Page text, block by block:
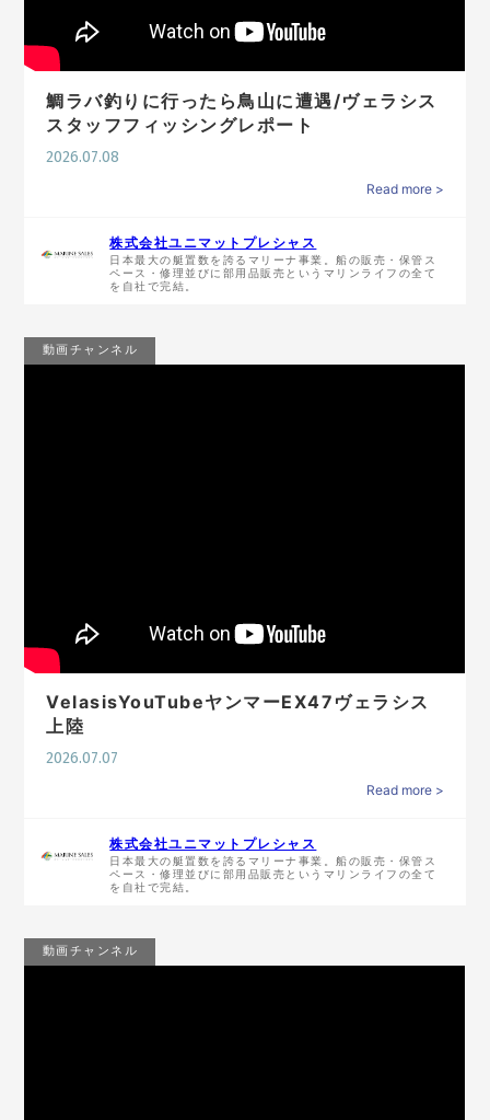
鯛ラバ釣りに行ったら鳥山に遭遇/ヴェラシス
スタッフフィッシングレポート
2026.07.08
Read more >
株式会社ユニマットプレシャス
日本最大の艇置数を誇るマリーナ事業。船の販売・保管ス
ペース・修理並びに部用品販売というマリンライフの全て
を自社で完結。
動画チャンネル
VelasisYouTubeヤンマーEX47ヴェラシス
上陸
2026.07.07
Read more >
株式会社ユニマットプレシャス
日本最大の艇置数を誇るマリーナ事業。船の販売・保管ス
ペース・修理並びに部用品販売というマリンライフの全て
を自社で完結。
動画チャンネル